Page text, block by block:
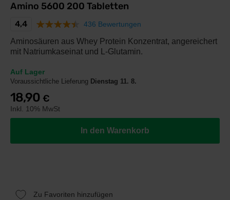
Amino 5600 200 Tabletten
4,4 436 Bewertungen
Aminosäuren aus Whey Protein Konzentrat, angereichert
mit Natriumkaseinat und L-Glutamin.
Auf Lager
Voraussichtliche Lieferung Dienstag 11. 8.
18,90 €
Inkl. 10% MwSt
In den Warenkorb
Zu Favoriten hinzufügen